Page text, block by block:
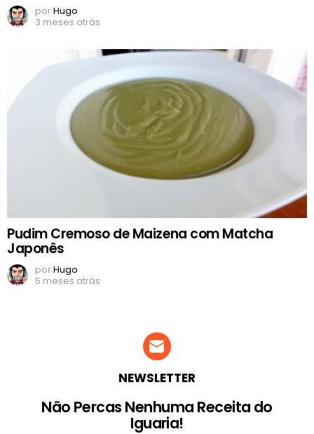
porHugo
3 meses atrás
Pudim Cremoso de Maizena com Matcha
Japonês
porHugo
5 meses atrás
NEWSLETTER
Não Percas Nenhuma Receita do
Iguaria!